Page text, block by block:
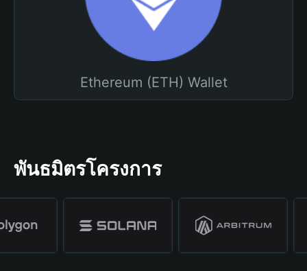
Ethereum (ETH) Wallet
พันธมิตรโครงการ